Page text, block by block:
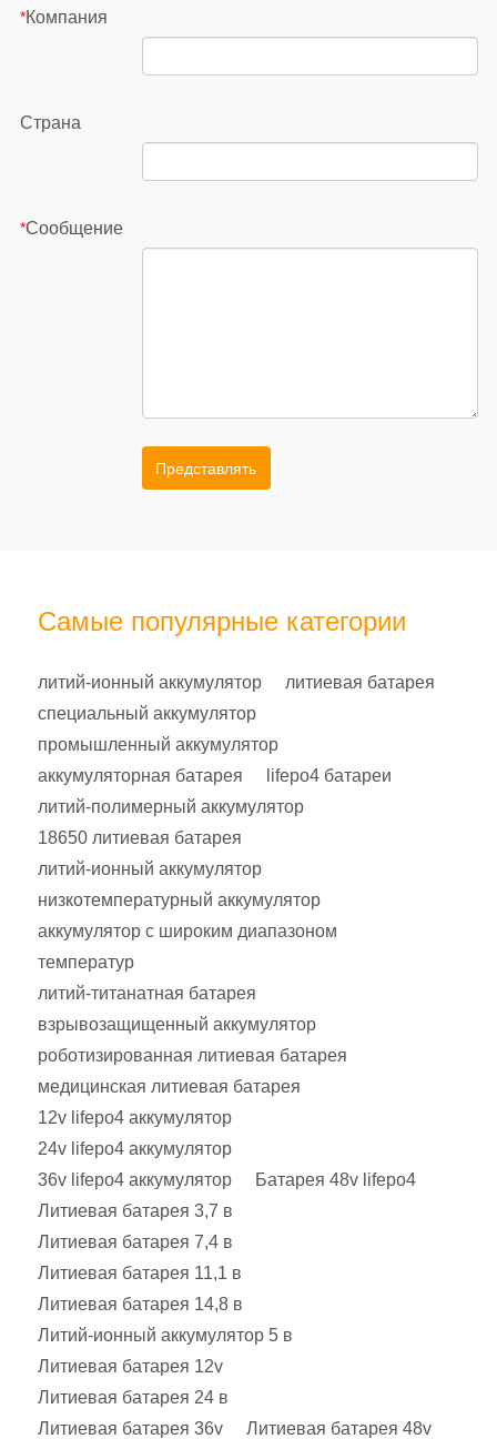
*Компания
Страна
*Сообщение
Представлять
Самые популярные категории
литий-ионный аккумулятор
литиевая батарея
специальный аккумулятор
промышленный аккумулятор
аккумуляторная батарея
lifepo4 батареи
литий-полимерный аккумулятор
18650 литиевая батарея
литий-ионный аккумулятор
низкотемпературный аккумулятор
аккумулятор с широким диапазоном
температур
литий-титанатная батарея
взрывозащищенный аккумулятор
роботизированная литиевая батарея
медицинская литиевая батарея
12v lifepo4 аккумулятор
24v lifepo4 аккумулятор
36v lifepo4 аккумулятор
Батарея 48v lifepo4
Литиевая батарея 3,7 в
Литиевая батарея 7,4 в
Литиевая батарея 11,1 в
Литиевая батарея 14,8 в
Литий-ионный аккумулятор 5 в
Литиевая батарея 12v
Литиевая батарея 24 в
Литиевая батарея 36v
Литиевая батарея 48v